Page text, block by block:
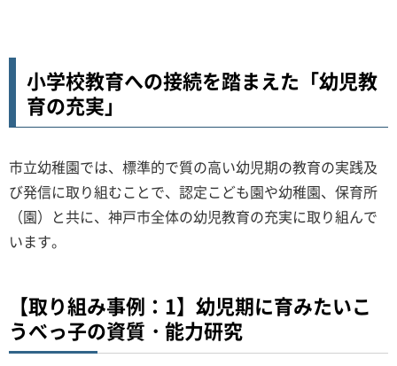
小学校教育への接続を踏まえた「幼児教
育の充実」
市立幼稚園では、標準的で質の高い幼児期の教育の実践及
び発信に取り組むことで、認定こども園や幼稚園、保育所
（園）と共に、神戸市全体の幼児教育の充実に取り組んで
います。
【取り組み事例：1】幼児期に育みたいこ
うべっ子の資質・能力研究